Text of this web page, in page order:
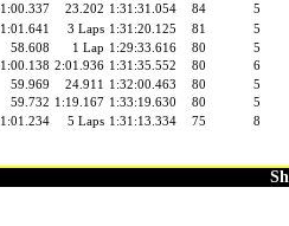
1:00.337 23.202 1:31:31.054 84
5
1:01.641 3 Laps 1:31:20.125 81
5
58.608 1 Lap 1:29:33.616 80
5
1:00.138 2:01.936 1:31:35.552 80
6
59.969 24.911 1:32:00.463 80
5
59.732 1:19.167 1:33:19.630 80
5
1:01.234 5 Laps 1:31:13.334 75 8